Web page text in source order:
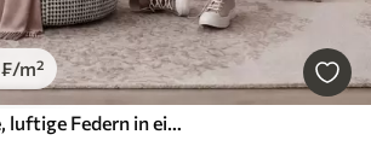
₣/m²
Fototapeten Zarte, luftige Federn in einem pfirsichrosa Schimmer